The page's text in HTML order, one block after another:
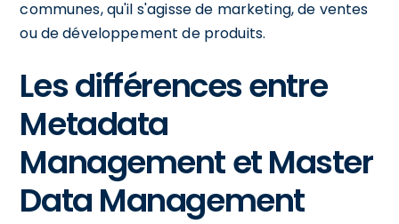
communes, qu'il s'agisse de marketing, de ventes
ou de développement de produits.
Les différences entre
Metadata
Management et Master
Data Management